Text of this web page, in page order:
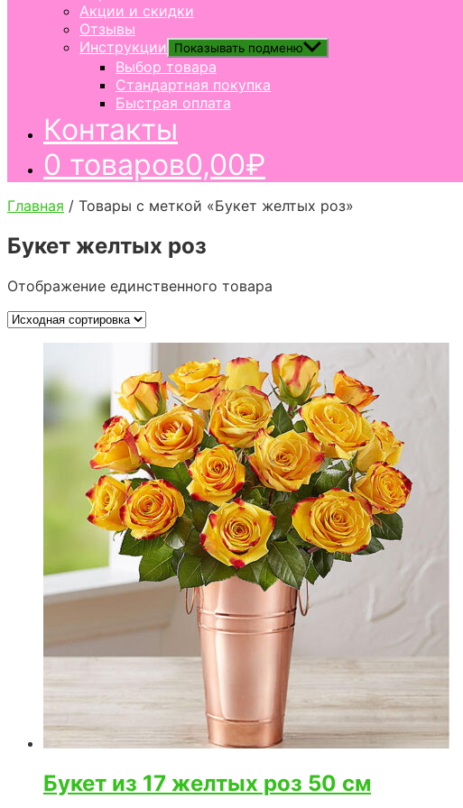
Акции и скидки
Отзывы
Инструкции
Показывать подменю
Выбор товара
Стандартная покупка
Быстрая оплата
Контакты
0 товаров0,00₽
Главная / Товары с меткой «Букет желтых роз»
Букет желтых роз
Отображение единственного товара
Букет из 17 желтых роз 50 см